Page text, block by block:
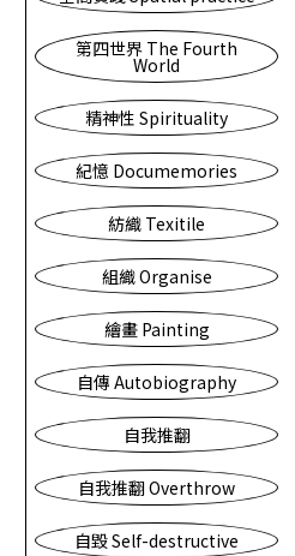
第四世界 The Fourth
World
精神性 Spirituality
紀憶 Documemories
紡織 Texitile
組織 Organise
繪畫 Painting
自傳 Autobiography
自我推翻
自我推翻 Overthrow
自毀 Self-destructive